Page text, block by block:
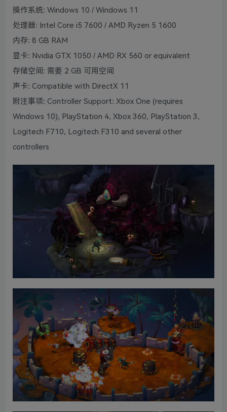
操作系统: Windows 10 / Windows 11
处理器: Intel Core i5 7600 / AMD Ryzen 5 1600
内存: 8 GB RAM
显卡: Nvidia GTX 1050 / AMD RX 560 or equivalent
存储空间: 需要 2 GB 可用空间
声卡: Compatible with DirectX 11
附注事项: Controller Support: Xbox One (requires
Windows 10), PlayStation 4, Xbox 360, PlayStation 3,
Logitech F710, Logitech F310 and several other
controllers